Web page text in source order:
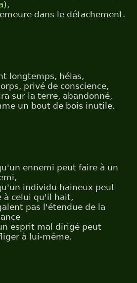
),
dans le détachement.
longtemps, hélas,
privé de conscience,
sur la terre, abandonné,
un bout de bois inutile.
ennemi peut faire à un
individu haineux peut
à celui qu'il hait,
pas l'étendue de la
esprit mal dirigé peut
à lui-même.